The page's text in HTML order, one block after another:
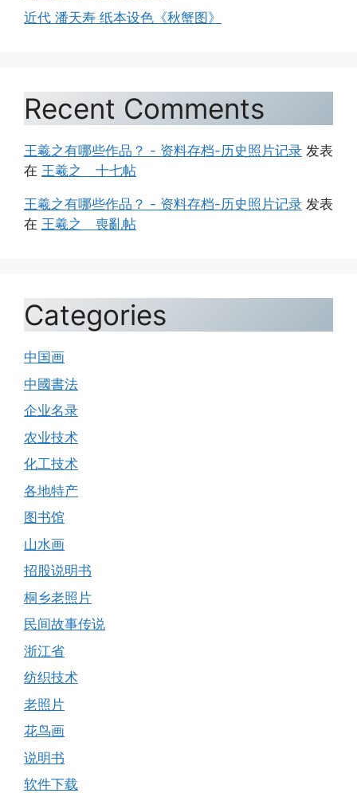
近代 潘天寿 纸本设色《秋蟹图》
Recent Comments
王羲之有哪些作品？ - 资料存档-历史照片记录 发表
在 王羲之 十七帖
王羲之有哪些作品？ - 资料存档-历史照片记录 发表
在 王羲之 喪亂帖
Categories
中国画
中國書法
企业名录
农业技术
化工技术
各地特产
图书馆
山水画
招股说明书
桐乡老照片
民间故事传说
浙江省
纺织技术
老照片
花鸟画
说明书
软件下载